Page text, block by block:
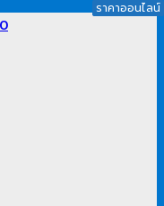
ราคาออนไลน์
ราคาออนไลน์
ราคาออนไลน์